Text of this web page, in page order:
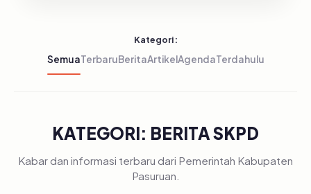
Kategori:
SemuaTerbaruBeritaArtikelAgendaTerdahulu
KATEGORI: BERITA SKPD
Kabar dan informasi terbaru dari Pemerintah Kabupaten
Pasuruan.